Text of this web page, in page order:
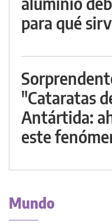
para qué
"Cataratas
Antártida:
este
Mundo